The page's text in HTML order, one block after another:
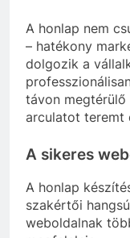
A honlap nem
– hatékony
dolgozik a
távon
arculatot teremt
A sikeres
A honlap
szakértői
weboldalnak